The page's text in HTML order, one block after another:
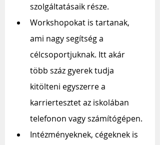
szolgáltatásaik része.
Workshopokat is tartanak,
ami nagy segítség a
célcsoportjuknak. Itt akár
több száz gyerek tudja
kitölteni egyszerre a
karriertesztet az iskolában
telefonon vagy számítógépen.
Intézményeknek, cégeknek is